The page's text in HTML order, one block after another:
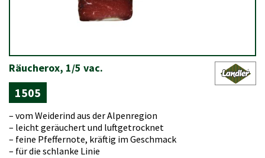
Räucherox, 1/5 vac.
1505
– vom Weiderind aus der Alpenregion
– leicht geräuchert und luftgetrocknet
– feine Pfeffernote, kräftig im Geschmack
– für die schlanke Linie